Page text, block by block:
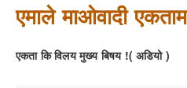
एमाले माओवादी
एकता कि विलय मुख्य बिषय !( अडियो )